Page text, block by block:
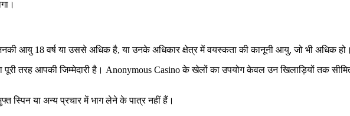
आयु 18 वर्ष या उससे अधिक है, या उनके अधिकार क्षेत्र में वयस्कता की कानूनी आयु, जो भी अधिक हो।
तरह आपकी जिम्मेदारी है। Anonymous Casino के खेलों का उपयोग केवल उन खिलाड़ियों तक
स्पिन या अन्य प्रचार में भाग लेने के पात्र नहीं हैं।